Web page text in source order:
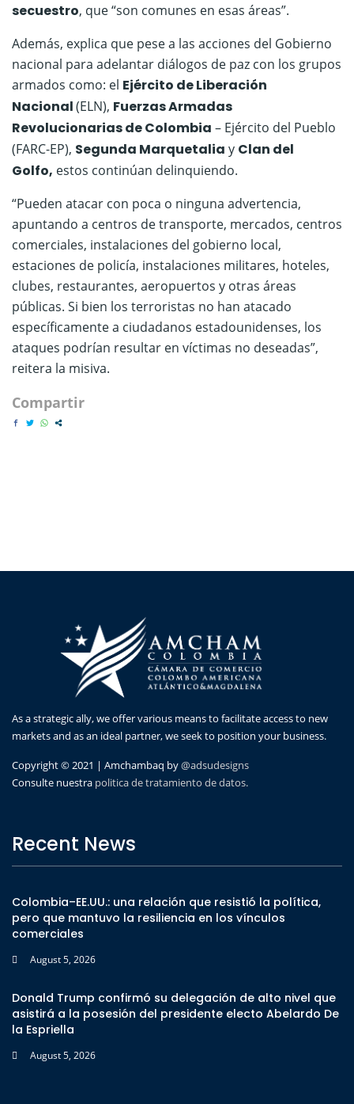
secuestro, que “son comunes en esas áreas”.
Además, explica que pese a las acciones del Gobierno
nacional para adelantar diálogos de paz con los grupos
armados como: el Ejército de Liberación
Nacional(ELN), Fuerzas Armadas
Revolucionarias de Colombia – Ejército del Pueblo
(FARC-EP), Segunda Marquetalia y Clan del
Golfo, estos continúan delinquiendo.
“Pueden atacar con poca o ninguna advertencia,
apuntando a centros de transporte, mercados, centros
comerciales, instalaciones del gobierno local,
estaciones de policía, instalaciones militares, hoteles,
clubes, restaurantes, aeropuertos y otras áreas
públicas. Si bien los terroristas no han atacado
específicamente a ciudadanos estadounidenses, los
ataques podrían resultar en víctimas no deseadas”,
reitera la misiva.
Compartir
As a strategic ally, we offer various means to facilitate access to new
markets and as an ideal partner, we seek to position your business.
Copyright © 2021 | Amchambaq by@adsudesigns
Consulte nuestra politica de tratamiento de datos.
Recent News
Colombia–EE.UU.: una relación que resistió la política,
pero que mantuvo la resiliencia en los vínculos
comerciales
August 5, 2026
Donald Trump confirmó su delegación de alto nivel que
asistirá a la posesión del presidente electo Abelardo De
la Espriella
August 5, 2026